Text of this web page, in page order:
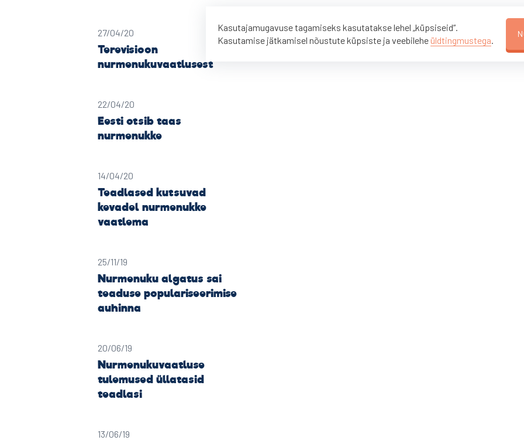
27/04/20
Terevisioon
nurmenukuvaatlusest
22/04/20
Eesti otsib taas
nurmenukke
14/04/20
Teadlased kutsuvad
kevadel nurmenukke
vaatlema
25/11/19
Nurmenuku algatus sai
teaduse populariseerimise
auhinna
20/06/19
Nurmenukuvaatluse
tulemused üllatasid
teadlasi
13/06/19
Kasutajamugavuse tagamiseks kasutatakse lehel „küpsiseid“.
Kasutamise jätkamisel nõustute küpsiste ja veebileheüldtingmustega.